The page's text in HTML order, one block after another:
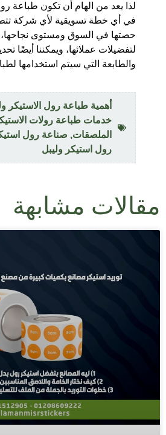
لذا يعد من الهام أن تكون طباعة
في أي خطة تسويقية لأي شركة
حصتها في السوق ومستوى
لتفضيلات عملائها، ويمكننا أيضًا
والطابعة التي سيتم استخدامها
أهمية طباعة رول الاستيكر
خدمات طباعة رولات
الملصقات, صناعة رول
رول استيكر وليبل
مقالات مشابهة